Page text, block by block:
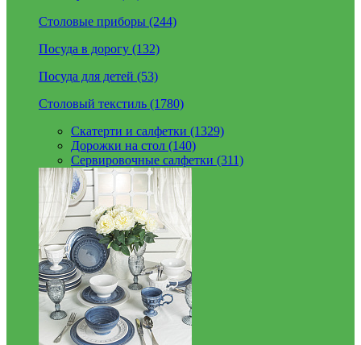
Столовые приборы (244)
Посуда в дорогу (132)
Посуда для детей (53)
Столовый текстиль (1780)
Скатерти и салфетки (1329)
Дорожки на стол (140)
Сервировочные салфетки (311)